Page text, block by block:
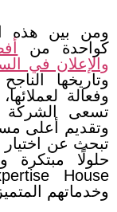
كواحدة من
والإعلان في
وتاريخها
وفعالة
تسعى الشركة
وتقديم أعلى
تبحث عن
حلولًا مبتكرة
وخدماتهم